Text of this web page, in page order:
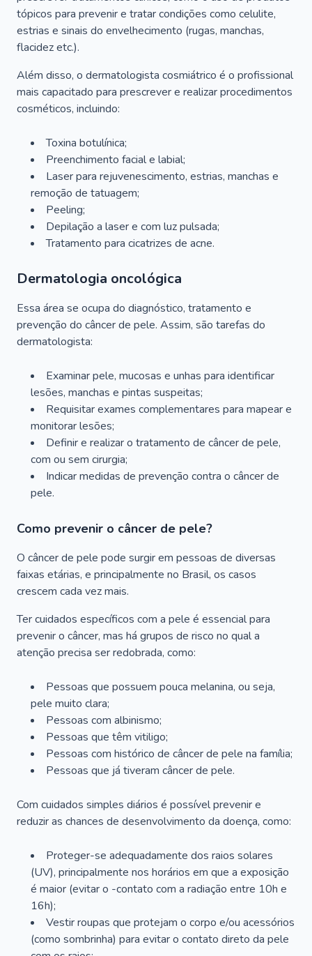
tópicos para prevenir e tratar condições como celulite,
estrias e sinais do envelhecimento (rugas, manchas,
flacidez etc.).
Além disso, o dermatologista cosmiátrico é o profissional
mais capacitado para prescrever e realizar procedimentos
cosméticos, incluindo:
Toxina botulínica;
Preenchimento facial e labial;
Laser para rejuvenescimento, estrias, manchas e
remoção de tatuagem;
Peeling;
Depilação a laser e com luz pulsada;
Tratamento para cicatrizes de acne.
Dermatologia oncológica
Essa área se ocupa do diagnóstico, tratamento e
prevenção do câncer de pele. Assim, são tarefas do
dermatologista:
Examinar pele, mucosas e unhas para identificar
lesões, manchas e pintas suspeitas;
Requisitar exames complementares para mapear e
monitorar lesões;
Definir e realizar o tratamento de câncer de pele,
com ou sem cirurgia;
Indicar medidas de prevenção contra o câncer de
pele.
Como prevenir o câncer de pele?
O câncer de pele pode surgir em pessoas de diversas
faixas etárias, e principalmente no Brasil, os casos
crescem cada vez mais.
Ter cuidados específicos com a pele é essencial para
prevenir o câncer, mas há grupos de risco no qual a
atenção precisa ser redobrada, como:
Pessoas que possuem pouca melanina, ou seja,
pele muito clara;
Pessoas com albinismo;
Pessoas que têm vitiligo;
Pessoas com histórico de câncer de pele na família;
Pessoas que já tiveram câncer de pele.
Com cuidados simples diários é possível prevenir e
reduzir as chances de desenvolvimento da doença, como:
Proteger-se adequadamente dos raios solares
(UV), principalmente nos horários em que a exposição
é maior (evitar o -contato com a radiação entre 10h e
16h);
Vestir roupas que protejam o corpo e/ou acessórios
(como sombrinha) para evitar o contato direto da pele